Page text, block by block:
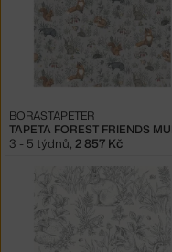
BORASTAPETER
3 - 5 týdnů, 2 857 Kč